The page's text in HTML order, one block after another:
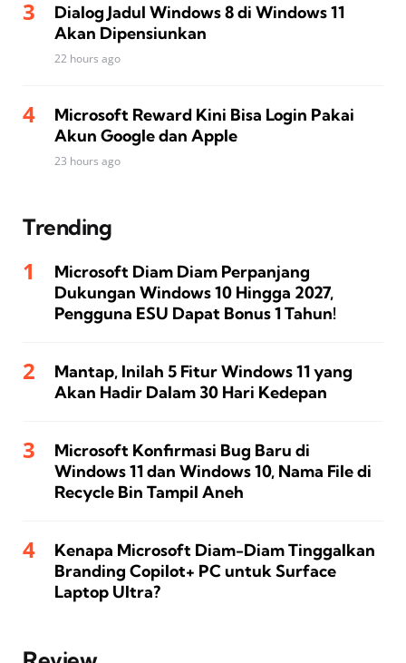
Dialog Jadul Windows 8 di Windows 11
Akan Dipensiunkan
22 hours ago
Microsoft Reward Kini Bisa Login Pakai
Akun Google dan Apple
23 hours ago
Trending
Microsoft Diam Diam Perpanjang
Dukungan Windows 10 Hingga 2027,
Pengguna ESU Dapat Bonus 1 Tahun!
Mantap, Inilah 5 Fitur Windows 11 yang
Akan Hadir Dalam 30 Hari Kedepan
Microsoft Konfirmasi Bug Baru di
Windows 11 dan Windows 10, Nama File di
Recycle Bin Tampil Aneh
Kenapa Microsoft Diam-Diam Tinggalkan
Branding Copilot+ PC untuk Surface
Laptop Ultra?